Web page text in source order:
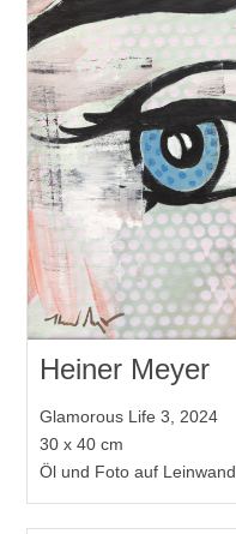
Heiner Meyer
Glamorous Life 3, 2024
30 x 40 cm
Öl und Foto auf Leinwand